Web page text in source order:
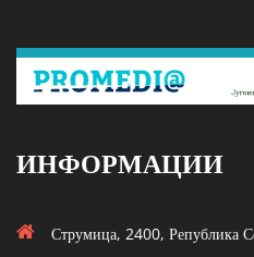
ИНФОРМАЦИИ
Струмица, 2400, Република